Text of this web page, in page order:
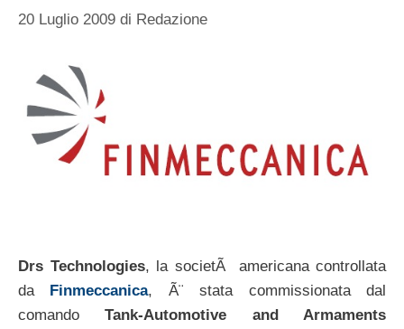
20 Luglio 2009 di Redazione
Drs Technologies, la societÃ americana controllata
da Finmeccanica, Ã¨ stata commissionata dal
comandoTank-Automotive and Armaments